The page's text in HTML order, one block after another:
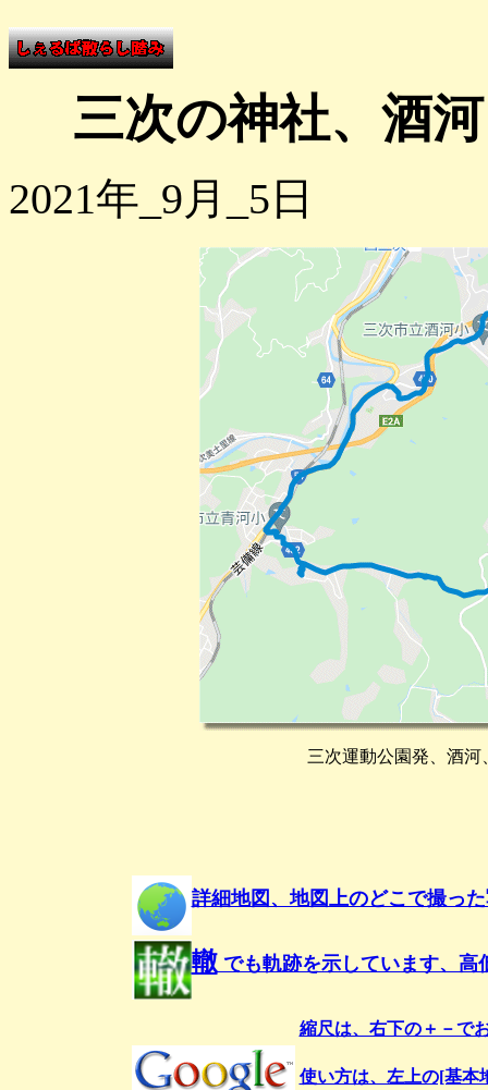
三次の神社、酒
2021年_9月_5日
三次運動公園発、酒
詳細地図、地図上のどこで撮っ
轍 でも軌跡を示しています、
縮尺は、右下の＋－で
使い方は、左上の[基